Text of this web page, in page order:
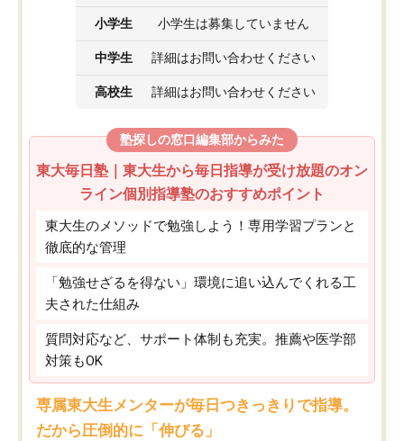
小学生 小学生は募集していません
中学生 詳細はお問い合わせください
高校生 詳細はお問い合わせください
塾探しの窓口編集部からみた
東大毎日塾｜東大生から毎日指導が受け放題のオン
ライン個別指導塾のおすすめポイント
東大生のメソッドで勉強しよう！専用学習プランと
徹底的な管理
「勉強せざるを得ない」環境に追い込んでくれる工
夫された仕組み
質問対応など、サポート体制も充実。推薦や医学部
対策もOK
専属東大生メンターが毎日つきっきりで指導。
だから圧倒的に「伸びる」